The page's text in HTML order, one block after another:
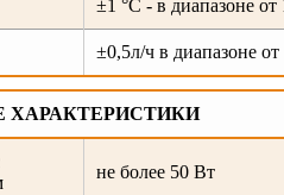
±1 °С - в диапазоне от
±0,5л/ч в диапазоне
ХАРАКТЕРИСТИКИ
не более 50 Вт